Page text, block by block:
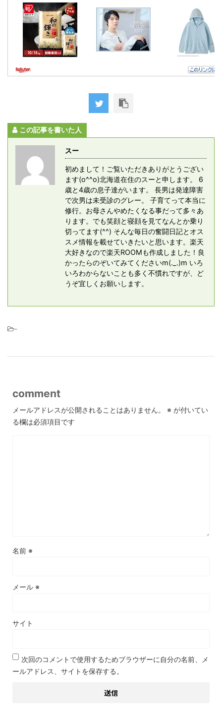
この記事を書いた人
スー
初めまして！ご覧いただきありがとうござい
ます(o^^o)北海道在住のスーと申します。 6
歳と4歳の息子達がいます。 長男は発達障害
で次男は未受診のグレー。 子育てって本当に
修行。お母さんやめたくなる事だって多々あ
ります。でも笑顔と寝顔を見てなんとか乗り
切ってます(^^) そんな毎日の奮闘日記とオス
スメ情報を載せていきたいと思います。楽天
大好きなので楽天ROOMも作成しました！良
かったらのぞいてみてくださいm(._.)m いろ
いろわからないことも多く不慣れですが、ど
うぞ宜しくお願いします。
-
comment
メールアドレスが公開されることはありません。 ※ が付いてい
る欄は必須項目です
名前 ※
メール ※
サイト
次回のコメントで使用するためブラウザーに自分の名前、メ
ールアドレス、サイトを保存する。